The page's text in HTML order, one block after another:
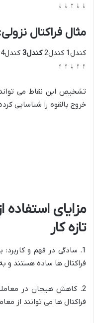
↓ ↓ ↑ ↓ ↓
مثال فراکتال
کندل1 کندل2 کندل3 کندل4 کندل5
↑ ↑ ↓ ↑ ↑
تشخیص این نقاط می
خروج بالقوه را شناسایی
مزایای استفاده
تازه کار
1. سادگی در فهم و کاربرد:
فراکتال ها ساده هستند و
2. کاهش هیجان در
فراکتال ها می توانند از